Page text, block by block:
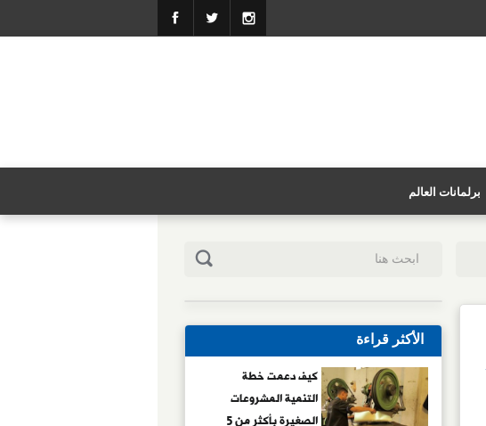
برلمانات العالم
الأكثر قراءة
كيف دعمت خطة
التنمية المشروعات
الصغيرة بأكثر من 5